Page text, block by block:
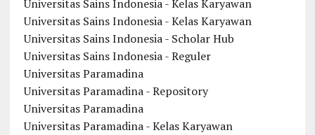
Universitas Sains Indonesia - Kelas Karyawan
Universitas Sains Indonesia - Kelas Karyawan
Universitas Sains Indonesia - Scholar Hub
Universitas Sains Indonesia - Reguler
Universitas Paramadina
Universitas Paramadina - Repository
Universitas Paramadina
Universitas Paramadina - Kelas Karyawan